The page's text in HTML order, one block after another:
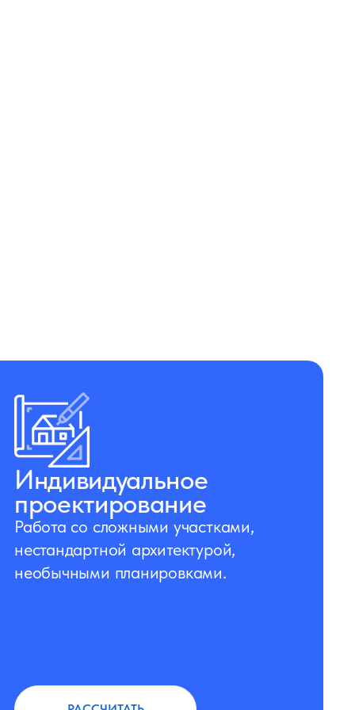
Индивидуальное
проектирование
Работа со сложными участками,
нестандартной архитектурой,
необычными планировками.